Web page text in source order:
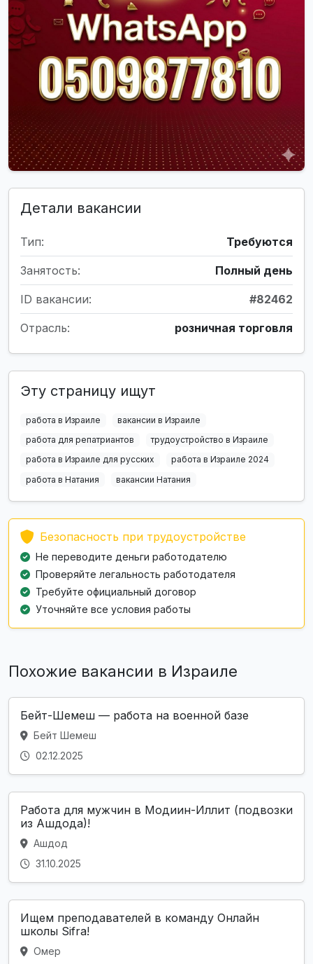
Детали вакансии
Тип: Требуются
Занятость: Полный день
ID вакансии: #82462
Отрасль: розничная торговля
Эту страницу ищут
работа в Израиле
вакансии в Израиле
работа для репатриантов
трудоустройство в Израиле
работа в Израиле для русских
работа в Израиле 2024
работа в Натания
вакансии Натания
Безопасность при трудоустройстве
Не переводите деньги работодателю
Проверяйте легальность работодателя
Требуйте официальный договор
Уточняйте все условия работы
Похожие вакансии в Израиле
Бейт-Шемеш — работа на военной базе
Бейт Шемеш
02.12.2025
Работа для мужчин в Модиин-Иллит (подвозки
из Ашдода)!
Ашдод
31.10.2025
Ищем преподавателей в команду Онлайн
школы Sifra!
Омер